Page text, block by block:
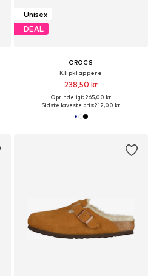
Unisex
DEAL
CROCS
Klipklappere
238,50 kr
Oprindeligt: 265,00 kr
Sidste laveste pris:212,00 kr